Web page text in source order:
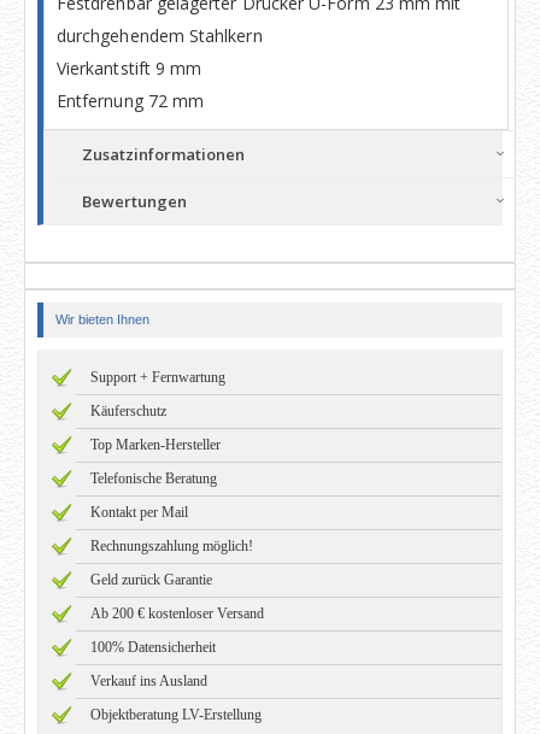
durchgehendem Stahlkern
Vierkantstift 9 mm
Entfernung 72 mm
Zusatzinformationen
Bewertungen
Wir bieten Ihnen
Support + Fernwartung
Käuferschutz
Top Marken-Hersteller
Telefonische Beratung
Kontakt per Mail
Rechnungszahlung möglich!
Geld zurück Garantie
Ab 200 € kostenloser Versand
100% Datensicherheit
Verkauf ins Ausland
Objektberatung LV-Erstellung